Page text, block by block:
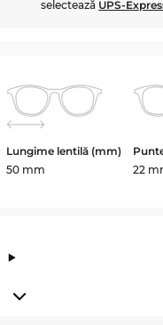
selectează UPS-
Lungime lentilă (mm)
50 mm
22